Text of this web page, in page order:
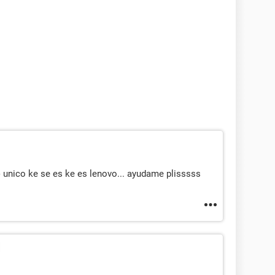
25077D61-641F0016-E60D61A2
ke se es ke es lenovo... ayudame plisssss